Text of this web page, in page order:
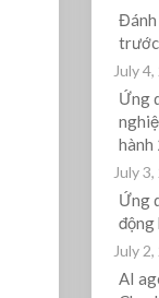
Đánh
trước
July
Ứng
hành
July
Ứng
động
July
AI